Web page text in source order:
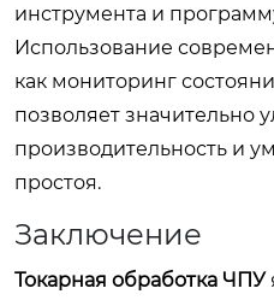
инструмента и
Использование
как мониторинг
позволяет значительно
производительность и
простоя.
Заключение
Токарная обработка ЧПУ